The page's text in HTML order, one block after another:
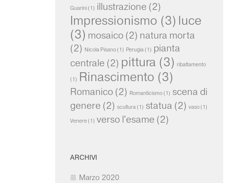
Guarini(1) illustrazione (2)
Impressionismo (3) luce
(3) mosaico (2) natura morta
(2) Nicola Pisano(1) Perugia(1) pianta
centrale (2) pittura (3) ribaltamento
(1) Rinascimento (3)
Romanico (2) Romanticismo(1) scena di
genere (2) scultura(1) statua (2) vaso(1)
Venere(1) verso l'esame (2)
ARCHIVI
Marzo 2020